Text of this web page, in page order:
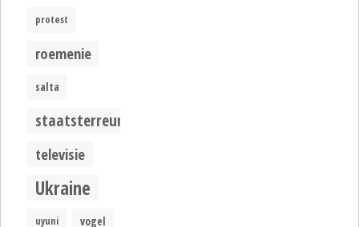
protest
roemenie
salta
staatsterreur
televisie
Ukraine
uyuni vogel